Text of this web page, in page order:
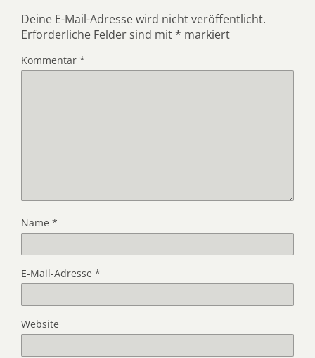
Deine E-Mail-Adresse wird nicht veröffentlicht.
Erforderliche Felder sind mit * markiert
Kommentar *
Name *
E-Mail-Adresse *
Website